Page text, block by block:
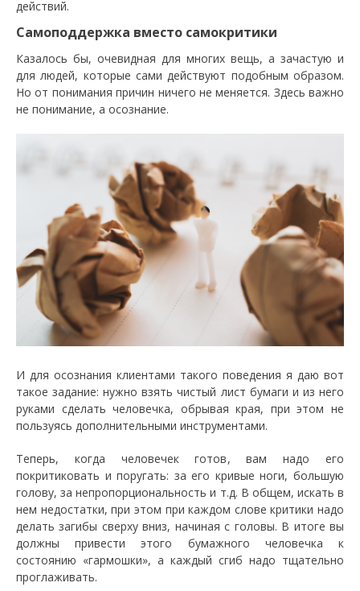
действий.
Самоподдержка вместо самокритики
Казалось бы, очевидная для многих вещь, а зачастую и
для людей, которые сами действуют подобным образом.
Но от понимания причин ничего не меняется. Здесь важно
не понимание, а осознание.
И для осознания клиентами такого поведения я даю вот
такое задание: нужно взять чистый лист бумаги и из него
руками сделать человечка, обрывая края, при этом не
пользуясь дополнительными инструментами.
Теперь, когда человечек готов, вам надо его
покритиковать и поругать: за его кривые ноги, большую
голову, за непропорциональность и т.д. В общем, искать в
нем недостатки, при этом при каждом слове критики надо
делать загибы сверху вниз, начиная с головы. В итоге вы
должны привести этого бумажного человечка к
состоянию «гармошки», а каждый сгиб надо тщательно
проглаживать.